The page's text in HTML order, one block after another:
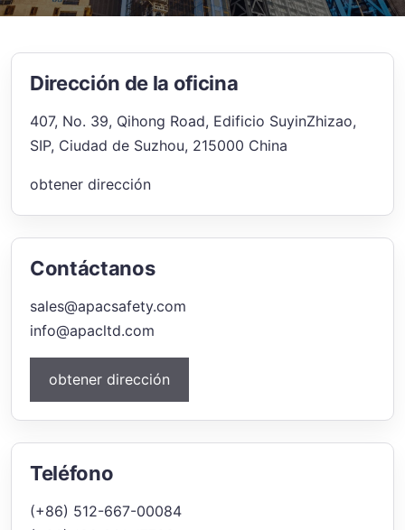
Dirección de la oficina
407, No. 39, Qihong Road, Edificio SuyinZhizao,
SIP, Ciudad de Suzhou, 215000 China
obtener dirección
Contáctanos
sales@apacsafety.com
info@apacltd.com
obtener dirección
Teléfono
(+86) 512-667-00084